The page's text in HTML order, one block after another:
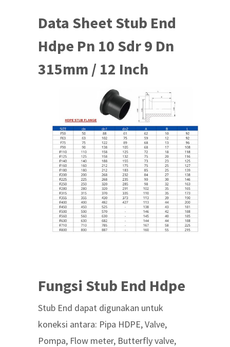
Data Sheet Stub End
Hdpe Pn 10 Sdr 9 Dn
315mm / 12 Inch
Fungsi Stub End Hdpe
Stub End dapat digunakan untuk
koneksi antara: Pipa HDPE, Valve,
Pompa, Flow meter, Butterfly valve,